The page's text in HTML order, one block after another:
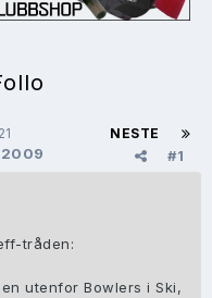
NESTE
#1
2009
tråden:
utenfor Bowlers i Ski,